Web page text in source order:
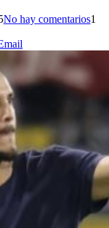
No hay comentarios1